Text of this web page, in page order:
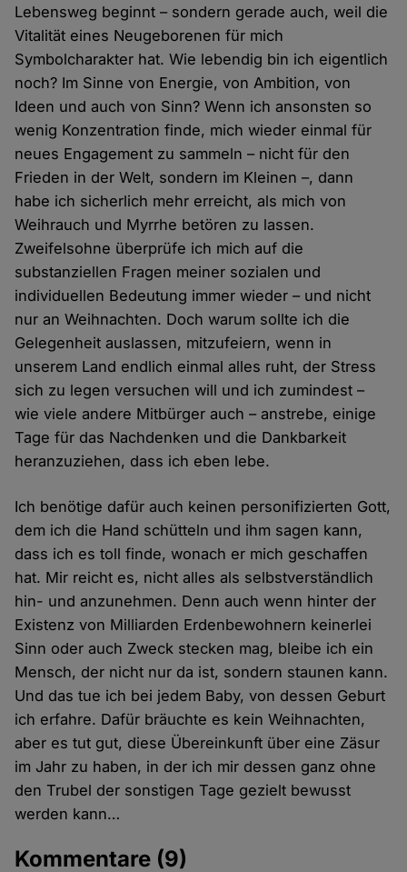
Lebensweg beginnt – sondern gerade auch, weil die
Vitalität eines Neugeborenen für mich
Symbolcharakter hat. Wie lebendig bin ich eigentlich
noch? Im Sinne von Energie, von Ambition, von
Ideen und auch von Sinn? Wenn ich ansonsten so
wenig Konzentration finde, mich wieder einmal für
neues Engagement zu sammeln – nicht für den
Frieden in der Welt, sondern im Kleinen –, dann
habe ich sicherlich mehr erreicht, als mich von
Weihrauch und Myrrhe betören zu lassen.
Zweifelsohne überprüfe ich mich auf die
substanziellen Fragen meiner sozialen und
individuellen Bedeutung immer wieder – und nicht
nur an Weihnachten. Doch warum sollte ich die
Gelegenheit auslassen, mitzufeiern, wenn in
unserem Land endlich einmal alles ruht, der Stress
sich zu legen versuchen will und ich zumindest –
wie viele andere Mitbürger auch – anstrebe, einige
Tage für das Nachdenken und die Dankbarkeit
heranzuziehen, dass ich eben lebe.
Ich benötige dafür auch keinen personifizierten Gott,
dem ich die Hand schütteln und ihm sagen kann,
dass ich es toll finde, wonach er mich geschaffen
hat. Mir reicht es, nicht alles als selbstverständlich
hin- und anzunehmen. Denn auch wenn hinter der
Existenz von Milliarden Erdenbewohnern keinerlei
Sinn oder auch Zweck stecken mag, bleibe ich ein
Mensch, der nicht nur da ist, sondern staunen kann.
Und das tue ich bei jedem Baby, von dessen Geburt
ich erfahre. Dafür bräuchte es kein Weihnachten,
aber es tut gut, diese Übereinkunft über eine Zäsur
im Jahr zu haben, in der ich mir dessen ganz ohne
den Trubel der sonstigen Tage gezielt bewusst
werden kann…
Kommentare (9)